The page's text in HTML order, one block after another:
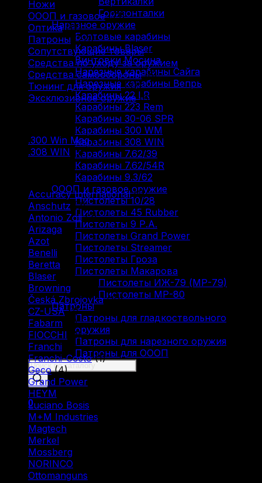
Горизонталки
Нарезное оружие
Болтовые карабины
Карабины Blaser
Винтовки Мосина
Нарезные карабины Сайга
Нарезные карабины Вепрь
Карабины 22 LR
Карабины 223 Rem
Карабины 30-06 SPR
Карабины 300 WM
Карабины 308 WIN
Карабины 7.62/39
Карабины 7.62/54R
Карабины 9.3/62
ОООП и газовое оружие
Пистолеты 10/28
Пистолеты 45 Rubber
Пистолеты 9 Р.А.
Пистолеты Grand Power
Пистолеты Streamer
Пистолеты Гроза
Пистолеты Макарова
Пистолеты ИЖ-79 (МР-79)
Пистолеты МР-80
Патроны
Патроны для гладкоствольного
оружия
Патроны для нарезного оружия
Патроны для ОООП
Поиск
товаров
0
Корзина пуста.
Ножи
ОООП и газовое (71)
Оптика (12)
Патроны (211)
Сопутствующие товары (13)
Средства по уходу за оружием
Средства самообороны (6)
Тюнинг для оружия (37)
Эксклюзивное оружие (6)
.300 Win Mag (1)
.308 WIN (1)
Accuracy International (1)
Anschutz (3)
Antonio Zoli (3)
Arizaga
(1)
Azot
Benelli
(16)
Beretta
(2)
Blaser
Browning
Česká Zbrojovka (10)
CZ-USA (1)
Fabarm
(5)
FIOCCHI
(1)
Franchi
(3)
Franchi-Costo (1)
Geco (4)
Grand Power
HEYM
Luciano Bosis
M+M Industries
Magtech
Merkel
Mossberg
NORINCO
Ottomanguns